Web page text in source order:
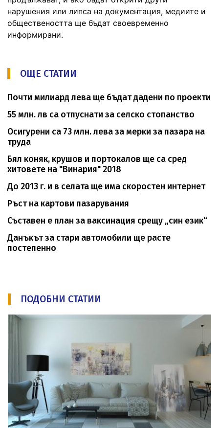
нарушения или липса на документация, медиите и
обществеността ще бъдат своевременно
информирани.
ОЩЕ СТАТИИ
Почти милиард лева ще бъдат дадени по проекти
55 млн. лв са отпуснати за селско стопанство
Осигурени са 73 млн. лева за мерки за пазара на
труда
Бял коняк, крушов и портокалов ще са сред
хитовете на "Винария" 2018
До 2013 г. и в селата ще има скоростен интернет
Ръст на картови пазарувания
Съставен е план за ваксинация срещу „син език“
Данъкът за стари автомобили ще расте
постепенно
ПОДОБНИ СТАТИИ